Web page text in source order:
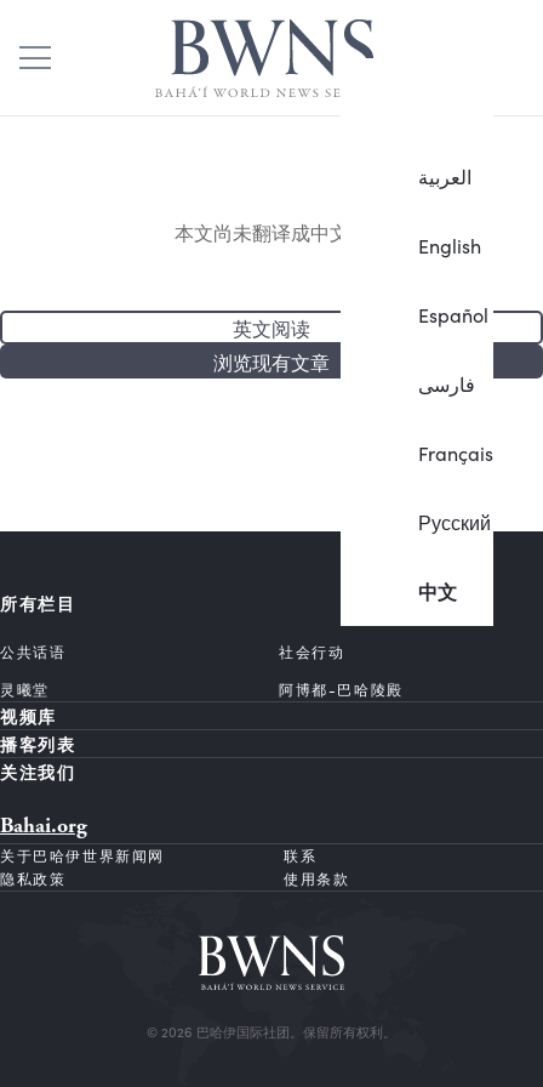
العربية
English
Español
فارسی
Français
Русский
中文
本文尚未翻译成中文。
英文阅读
浏览现有文章
所有栏目
公共话语
社会行动
灵曦堂
阿博都-巴哈陵殿
视频库
播客列表
关注我们
Bahai.org
关于巴哈伊世界新闻网
联系
隐私政策
使用条款
© 2026 巴哈伊国际社团。保留所有权利。